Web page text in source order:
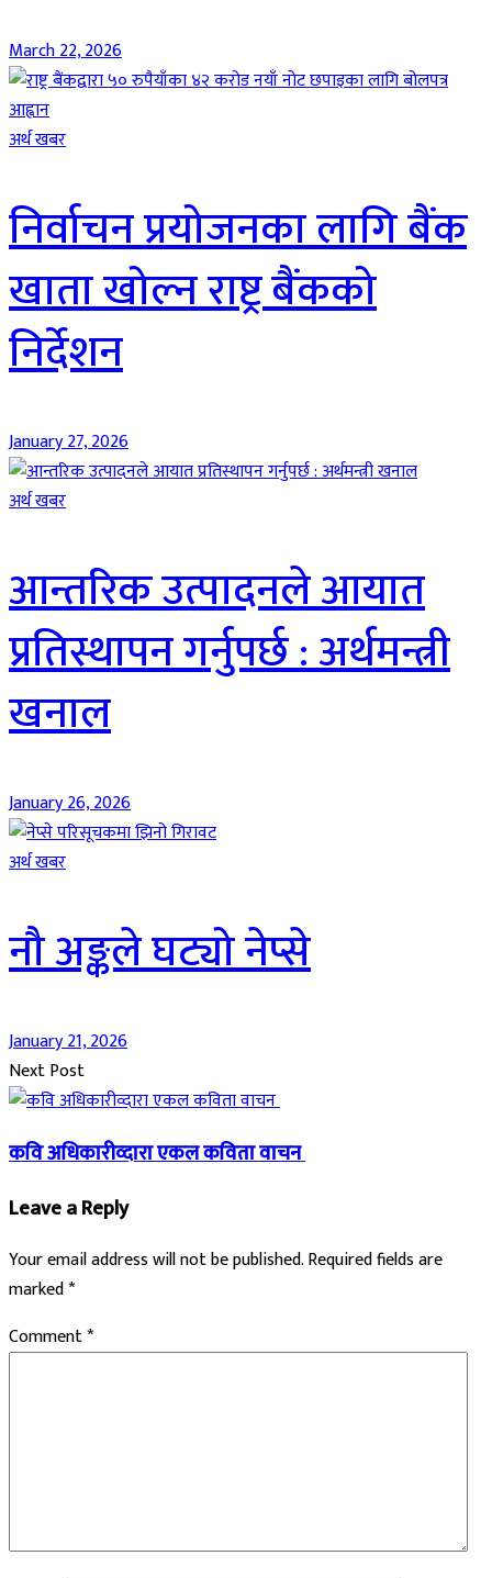
March 22, 2026
अर्थ खबर
निर्वाचन प्रयोजनका लागि बैंक
खाता खोल्न राष्ट्र बैंकको
निर्देशन
January 27, 2026
अर्थ खबर
आन्तरिक उत्पादनले आयात
प्रतिस्थापन गर्नुपर्छ : अर्थमन्त्री
खनाल
January 26, 2026
अर्थ खबर
नौ अङ्कले घट्यो नेप्से
January 21, 2026
Next Post
कवि अधिकारीव्दारा एकल कविता वाचन
Leave a Reply
Your email address will not be published.Required fields are
marked*
Comment*